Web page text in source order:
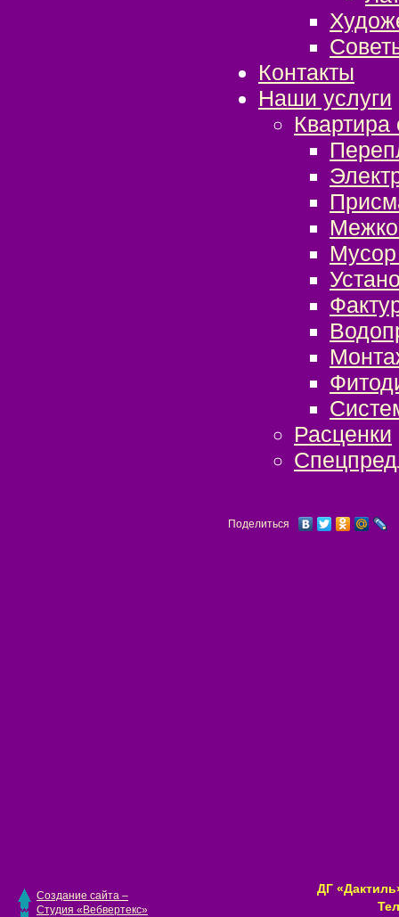
Контакты
Наши услуги
Мусор
Расценки
Поделиться
ДГ
Создание сайта –
Студия «Вебвертекс»